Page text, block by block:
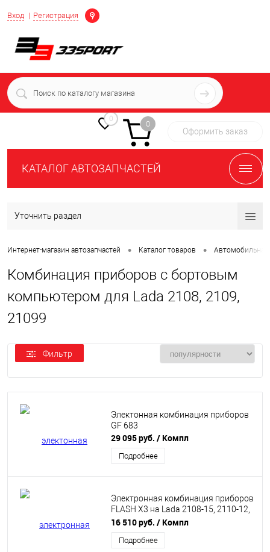
Вход Регистрация
Определение
+7 (939) 716-10-06
пн-пт 7:00-16:00 МСК
0
0
Оформить заказ
КАТАЛОГ АВТОЗАПЧАСТЕЙ
Уточнить раздел
Интернет-магазин автозапчастей • Каталог товаров • Автомобильная
Комбинация приборов с бортовым
компьютером для Lada 2108, 2109,
21099
Фильтр
Электонная комбинация приборов
GF 683
29 095 руб. / Компл
Подробнее
Электронная комбинация приборов
FLASH Х3 на Lada 2108-15, 2110-12,
4х4, Niva Chevrolet
16 510 руб. / Компл
Подробнее